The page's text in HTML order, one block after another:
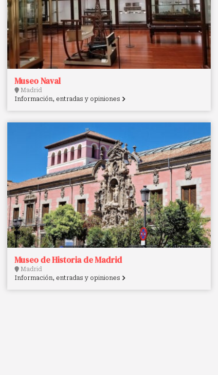
Museo Naval
Madrid
Información, entradas y opiniones
Museo de Historia de Madrid
Madrid
Información, entradas y opiniones